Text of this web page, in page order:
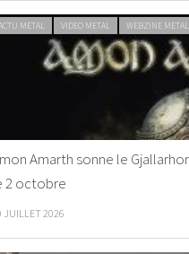
METAL VIDEO METAL WEBZINE METAL
Amarth sonne le
2 octobre
JUILLET 2026